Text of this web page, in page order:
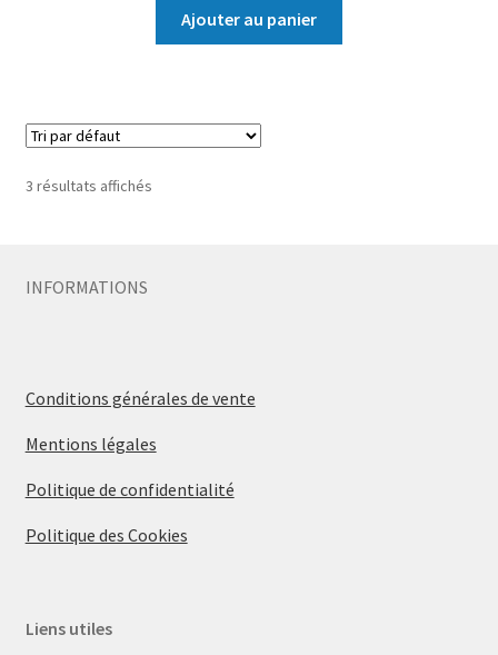
Ajouter au panier
3 résultats affichés
INFORMATIONS
Conditions générales de vente
Mentions légales
Politique de confidentialité
Politique des Cookies
Liens utiles